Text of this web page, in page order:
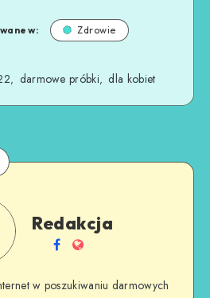
w: Zdrowie
, darmowe próbki, dla kobiet
Redakcja
w poszukiwaniu darmowych